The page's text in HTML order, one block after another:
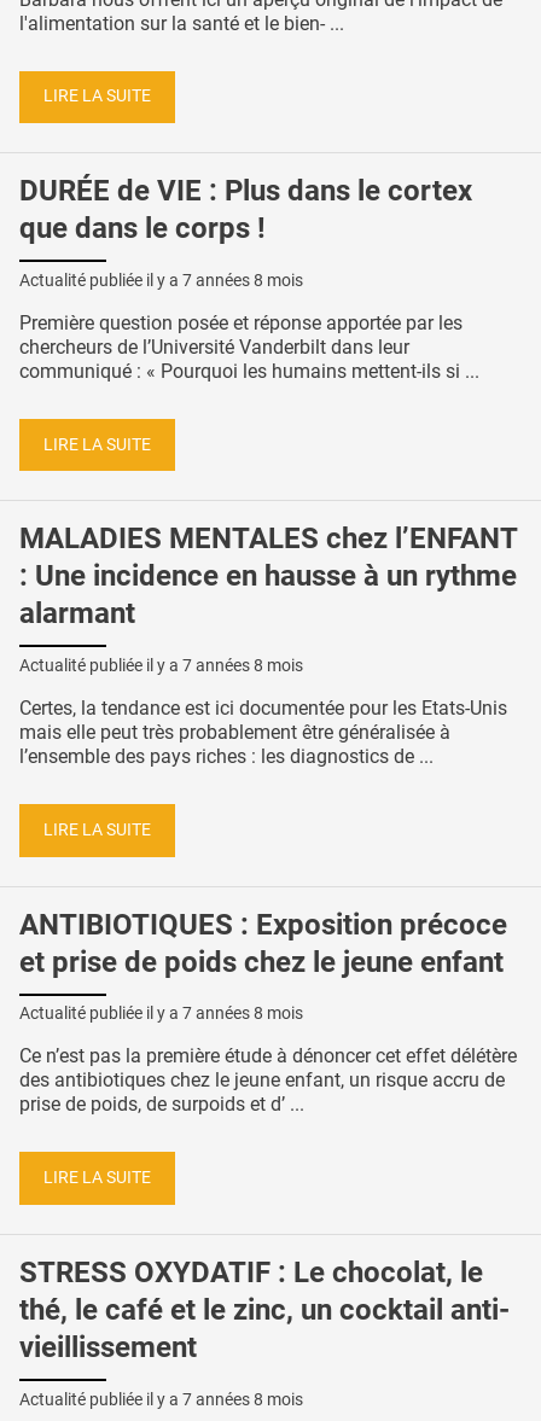
l'alimentation sur la santé et le bien- ...
LIRE LA SUITE
DURÉE de VIE : Plus dans le cortex
que dans le corps !
Actualité publiée il y a 7 années 8 mois
Première question posée et réponse apportée par les
chercheurs de l’Université Vanderbilt dans leur
communiqué : « Pourquoi les humains mettent-ils si ...
LIRE LA SUITE
MALADIES MENTALES chez l’ENFANT
: Une incidence en hausse à un rythme
alarmant
Actualité publiée il y a 7 années 8 mois
Certes, la tendance est ici documentée pour les Etats-Unis
mais elle peut très probablement être généralisée à
l’ensemble des pays riches : les diagnostics de ...
LIRE LA SUITE
ANTIBIOTIQUES : Exposition précoce
et prise de poids chez le jeune enfant
Actualité publiée il y a 7 années 8 mois
Ce n’est pas la première étude à dénoncer cet effet délétère
des antibiotiques chez le jeune enfant, un risque accru de
prise de poids, de surpoids et d’ ...
LIRE LA SUITE
STRESS OXYDATIF : Le chocolat, le
thé, le café et le zinc, un cocktail anti-
vieillissement
Actualité publiée il y a 7 années 8 mois